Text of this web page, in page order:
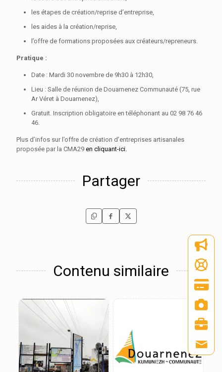
les étapes de création/reprise d’entreprise,
les aides à la création/reprise,
l’offre de formations proposées aux créateurs/repreneurs.
Pratique :
Date : Mardi 30 novembre de 9h30 à 12h30,
Lieu : Salle de réunion de Douarnenez Communauté (75, rue
Ar Véret à Douarnenez),
Gratuit. Inscription obligatoire en téléphonant au 02 98 76 46
46.
Plus d’infos sur l’offre de création d’entreprises artisanales
proposée par la CMA29 en cliquant-ici.
Partager
Contenu similaire